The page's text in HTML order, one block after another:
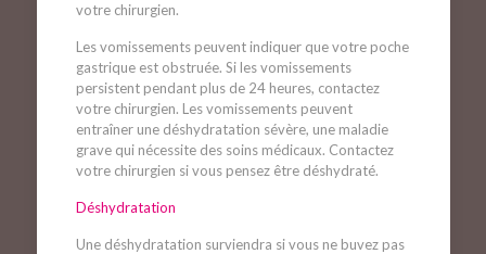
votre chirurgien.
Les vomissements peuvent indiquer que votre poche
gastrique est obstruée. Si les vomissements
persistent pendant plus de 24 heures, contactez
votre chirurgien. Les vomissements peuvent
entraîner une déshydratation sévère, une maladie
grave qui nécessite des soins médicaux. Contactez
votre chirurgien si vous pensez être déshydraté.
Déshydratation
Une déshydratation surviendra si vous ne buvez pas